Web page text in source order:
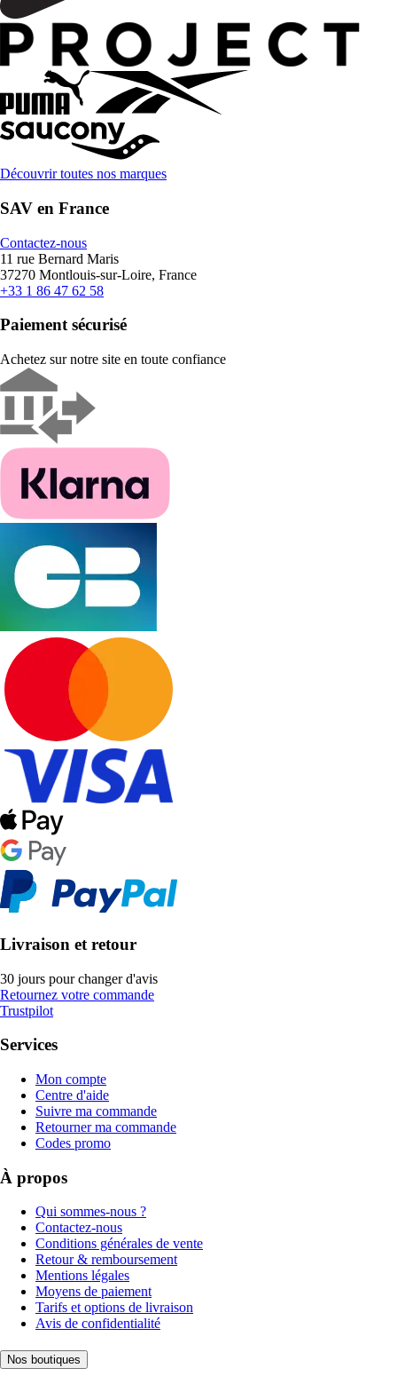
Découvrir toutes nos marques
SAV en France
Contactez-nous
11 rue Bernard Maris
37270 Montlouis-sur-Loire, France
+33 1 86 47 62 58
Paiement sécurisé
Achetez sur notre site en toute confiance
Livraison et retour
30 jours pour changer d'avis
Retournez votre commande
Trustpilot
Services
Mon compte
Centre d'aide
Suivre ma commande
Retourner ma commande
Codes promo
À propos
Qui sommes-nous ?
Contactez-nous
Conditions générales de vente
Retour & remboursement
Mentions légales
Moyens de paiement
Tarifs et options de livraison
Avis de confidentialité
Nos boutiques